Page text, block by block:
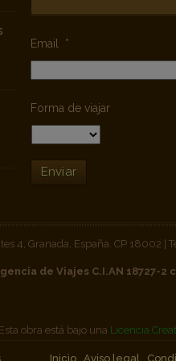
Email *
Forma de viajar
Enviar
4, Granada, España. CP 18002 |
de Viajes C.I.AN 18727-
Esta obra está bajo una Licencia
Inicio Aviso legal